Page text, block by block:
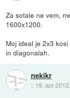
Za sotale ne vem,
1600x1200.
Moj ideal je 2x3
in diagonalah.
nekikr
:: 19. apr